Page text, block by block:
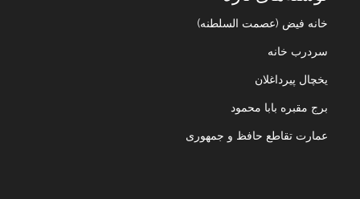
خانه فیض (عصمت السلطنه)
سردرب خانه
یخچال پیرداغلان
برج مقبره بابا محمود
عمارت تقاطع حافظ و جمهوری